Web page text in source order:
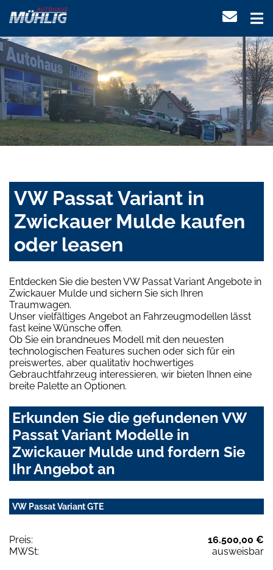
VW Passat Variant in
Zwickauer Mulde kaufen
oder leasen
Entdecken Sie die besten VW Passat Variant Angebote in
Zwickauer Mulde und sichern Sie sich Ihren
Traumwagen.
Unser vielfältiges Angebot an Fahrzeugmodellen lässt
fast keine Wünsche offen.
Ob Sie ein brandneues Modell mit den neuesten
technologischen Features suchen oder sich für ein
preiswertes, aber qualitativ hochwertiges
Gebrauchtfahrzeug interessieren, wir bieten Ihnen eine
breite Palette an Optionen.
Erkunden Sie die gefundenen VW
Passat Variant Modelle in
Zwickauer Mulde und fordern Sie
Ihr Angebot an
VW Passat Variant GTE
Preis:
16.500,00 €
MWSt:
ausweisbar